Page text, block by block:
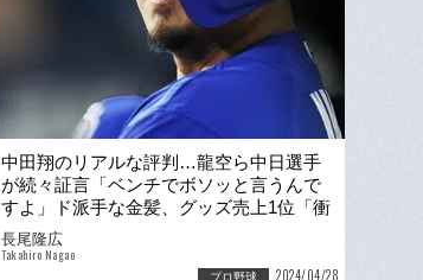
中田翔のリアルな評判…龍空ら中日選手
が続々証言「ベンチでボソッと言うんで
すよ」ド派手な金髪、グッズ売上1位「衝
撃の人気度」
長尾隆広
Takahiro Nagao
プロ野球 2024/04/28